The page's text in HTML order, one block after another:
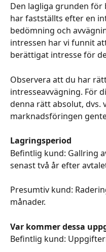
Den lagliga grunden
har fastställts efter en
bedömning och
intressen har vi funnit
berättigat intresse för
Observera att du har
intresseavvägning. För
denna rätt absolut, dvs.
marknadsföringen
Lagringsperiod
Befintlig kund: Gallring
senast två år efter
Presumtiv kund:
månader.
Var kommer dessa
Befintlig kund: